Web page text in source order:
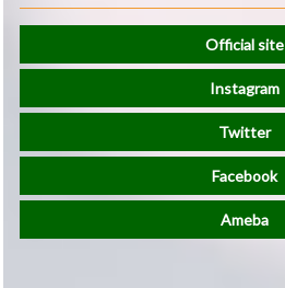
Official site
Instagram
Twitter
Facebook
Ameba